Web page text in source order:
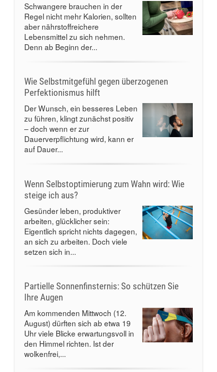
Schwangere brauchen in der
Regel nicht mehr Kalorien, sollten
aber nährstoffreichere
Lebensmittel zu sich nehmen.
Denn ab Beginn der...
Wie Selbstmitgefühl gegen überzogenen
Perfektionismus hilft
Der Wunsch, ein besseres Leben
zu führen, klingt zunächst positiv
– doch wenn er zur
Dauerverpflichtung wird, kann er
auf Dauer...
Wenn Selbstoptimierung zum Wahn wird: Wie
steige ich aus?
Gesünder leben, produktiver
arbeiten, glücklicher sein:
Eigentlich spricht nichts dagegen,
an sich zu arbeiten. Doch viele
setzen sich in...
Partielle Sonnenfinsternis: So schützen Sie
Ihre Augen
Am kommenden Mittwoch (12.
August) dürften sich ab etwa 19
Uhr viele Blicke erwartungsvoll in
den Himmel richten. Ist der
wolkenfrei,...